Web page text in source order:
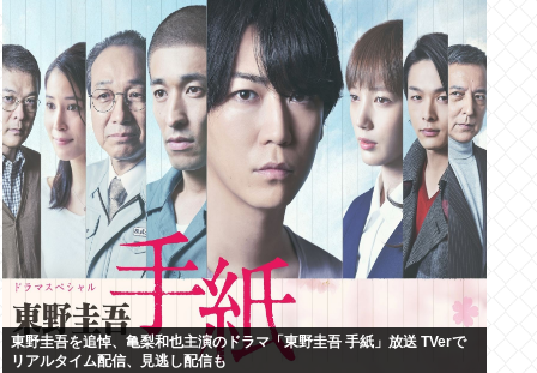
東野圭吾を追悼、亀梨和也主演のドラマ「東野圭吾 手紙」放送 TVerで
リアルタイム配信、見逃し配信も